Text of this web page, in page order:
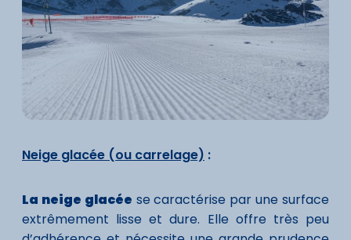
Neige glacée (ou carrelage) :
La neige glacée se caractérise par une surface
extrêmement lisse et dure. Elle offre très peu